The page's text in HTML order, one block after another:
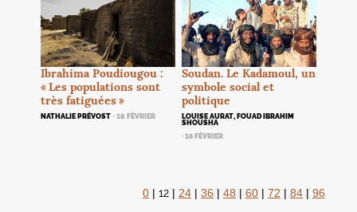
Ibrahima Poudiougou :
«Les populations sont
très fatiguées»
NATHALIE PRÉVOST · 18 FÉVRIER
Soudan. Le Kadamoul, un
symbole social et
politique
LOUISE AURAT, FOUAD IBRAHIM
SHOUSHA
· 16 FÉVRIER
0 12 24 36 48 60 72 84 96